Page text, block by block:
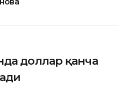
доллар қанча